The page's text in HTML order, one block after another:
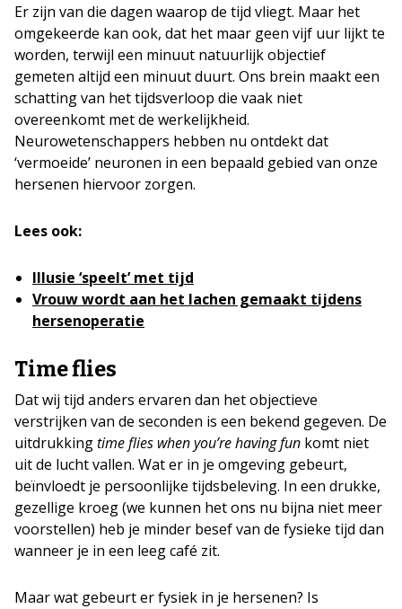
Er zijn van die dagen waarop de tijd vliegt. Maar het
omgekeerde kan ook, dat het maar geen vijf uur lijkt te
worden, terwijl een minuut natuurlijk objectief
gemeten altijd een minuut duurt. Ons brein maakt een
schatting van het tijdsverloop die vaak niet
overeenkomt met de werkelijkheid.
Neurowetenschappers hebben nu ontdekt dat
‘vermoeide’ neuronen in een bepaald gebied van onze
hersenen hiervoor zorgen.
Lees ook:
Illusie ‘speelt’ met tijd
Vrouw wordt aan het lachen gemaakt tijdens
hersenoperatie
Time flies
Dat wij tijd anders ervaren dan het objectieve
verstrijken van de seconden is een bekend gegeven. De
uitdrukkingtime flies when you’re having fun komt niet
uit de lucht vallen. Wat er in je omgeving gebeurt,
beïnvloedt je persoonlijke tijdsbeleving. In een drukke,
gezellige kroeg (we kunnen het ons nu bijna niet meer
voorstellen) heb je minder besef van de fysieke tijd dan
wanneer je in een leeg café zit.
Maar wat gebeurt er fysiek in je hersenen? Is